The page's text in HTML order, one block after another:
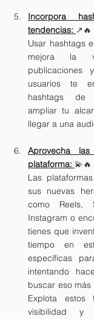
Incorpora
tendencias: ↗️🔥
Usar hashtags
mejora la
publicaciones
usuarios te
hashtags de
ampliar tu
llegar a una
Aprovecha
plataforma: 💫🔥
Las
sus nuevas
como Reels,
Instagram o
tienes que
tiempo en
específicas
intentando
buscar eso
Explota estos
visibilidad y